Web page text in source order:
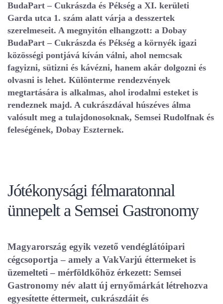
BudaPart – Cukrászda és Pékség a XI. kerületi
Garda utca 1. szám alatt várja a desszertek
szerelmeseit. A megnyitón elhangzott: a Dobay
BudaPart – Cukrászda és Pékség a környék igazi
közösségi pontjává kíván válni, ahol nemcsak
fagyizni, sütizni és kávézni, hanem akár dolgozni és
olvasni is lehet. Különterme rendezvények
megtartására is alkalmas, ahol irodalmi esteket is
rendeznek majd. A cukrászdával húszéves álma
valósult meg a tulajdonosoknak, Semsei Rudolfnak és
feleségének, Dobay Eszternek.
Jótékonysági félmaratonnal
ünnepelt a Semsei Gastronomy
Magyarország egyik vezető vendéglátóipari
cégcsoportja – amely a VakVarjú éttermeket is
üzemelteti – mérföldkőhöz érkezett: Semsei
Gastronomy név alatt új ernyőmárkát létrehozva
egyesítette éttermeit, cukrászdáit és